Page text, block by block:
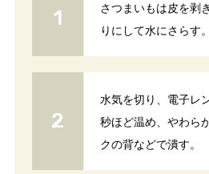
さつまいもは皮を剥
りにして水にさらす。
水気を切り、電子レ
秒ほど温め、やわら
クの背などで潰す。